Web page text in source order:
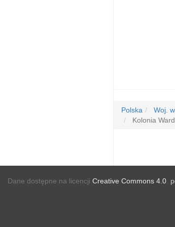
Polska Woj.
Kolonia
Dane dostępne na licencji Creative Commons 4.0